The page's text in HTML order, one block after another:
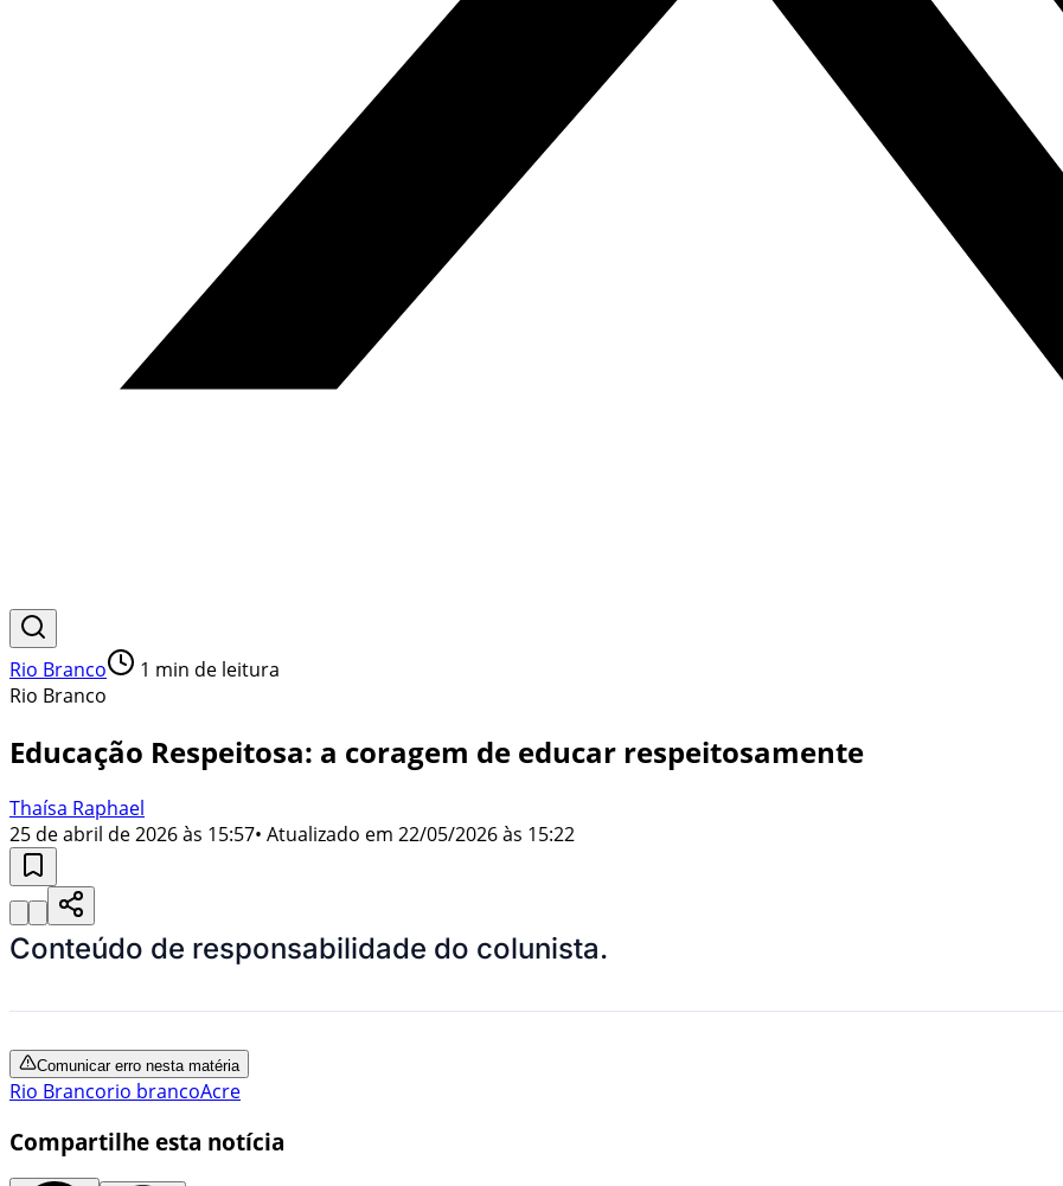
Rio Branco 1 min de leitura
Rio Branco
Educação Respeitosa: a coragem de educar respeitosamente
Thaísa Raphael
25 de abril de 2026 às 15:57• Atualizado em 22/05/2026 às 15:22
Conteúdo de responsabilidade do colunista.
Comunicar erro nesta matéria
Rio Brancorio brancoAcre
Compartilhe esta notícia